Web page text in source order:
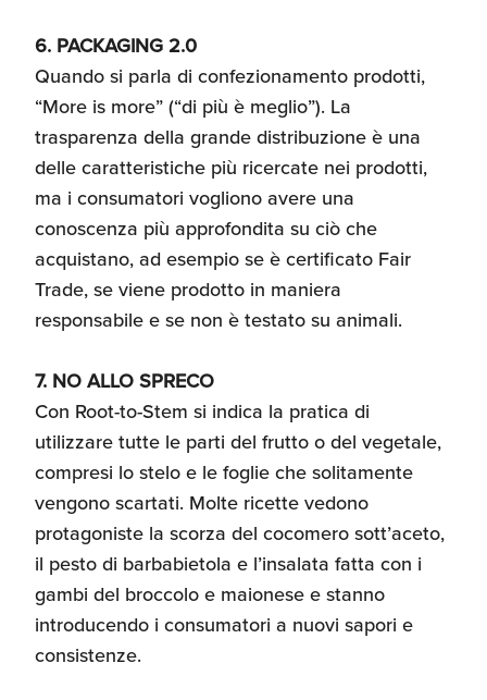
6. PACKAGING 2.0
Quando si parla di confezionamento prodotti,
“More is more” (“di più è meglio”). La
trasparenza della grande distribuzione è una
delle caratteristiche più ricercate nei prodotti,
ma i consumatori vogliono avere una
conoscenza più approfondita su ciò che
acquistano, ad esempio se è certificato Fair
Trade, se viene prodotto in maniera
responsabile e se non è testato su animali.
7. NO ALLO SPRECO
Con Root-to-Stem si indica la pratica di
utilizzare tutte le parti del frutto o del vegetale,
compresi lo stelo e le foglie che solitamente
vengono scartati. Molte ricette vedono
protagoniste la scorza del cocomero sott’aceto,
il pesto di barbabietola e l’insalata fatta con i
gambi del broccolo e maionese e stanno
introducendo i consumatori a nuovi sapori e
consistenze.